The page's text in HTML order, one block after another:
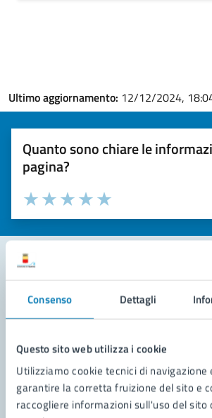
Consenso Dettagli
Questo sito web utilizza i cookie
Utilizziamo cookie tecnici di navigazione
garantire la corretta fruizione del sito e
raccogliere informazioni sull'uso del sito
Ultimo aggiornamento: 12/12/2024,
Quanto sono chiare le
pagina?
Valuta la chiarezza delle informazioni (da 1 a 5
Seleziona il numero di stelle per
Valuta 5 stelle su 5
Valuta 4 stelle su 5
Valuta 3 stelle su 5
Valuta 2 stelle su 5
Valuta 1 stelle su 5
Contatta il comune
Leggi le domande frequenti
Richiedi assistenza
Prenota appuntamento